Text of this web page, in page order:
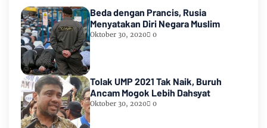
Beda dengan Prancis, Rusia
Menyatakan Diri Negara Muslim
Oktober 30, 2020 0
Tolak UMP 2021 Tak Naik, Buruh
Ancam Mogok Lebih Dahsyat
Oktober 30, 2020 0